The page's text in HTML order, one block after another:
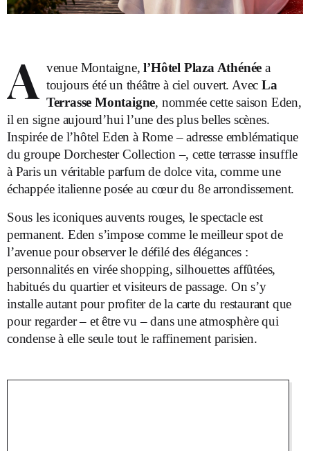
A venue Montaigne,l’Hôtel Plaza Athénée a
toujours été un théâtre à ciel ouvert. AvecLa
Terrasse Montaigne, nommée cette saison Eden,
il en signe aujourd’hui l’une des plus belles scènes.
Inspirée de l’hôtel Eden à Rome – adresse emblématique
du groupe Dorchester Collection –, cette terrasse insuffle
à Paris un véritable parfum de dolce vita, comme une
échappée italienne posée au cœur du 8earrondissement.
Sous les iconiques auvents rouges, le spectacle est
permanent. Eden s’impose comme le meilleur spot de
l’avenue pour observer le défilé des élégances :
personnalités en virée shopping, silhouettes affûtées,
habitués du quartier et visiteurs de passage. On s’y
installe autant pour profiter de la carte du restaurant que
pour regarder – et être vu – dans une atmosphère qui
condense à elle seule tout le raffinement parisien.